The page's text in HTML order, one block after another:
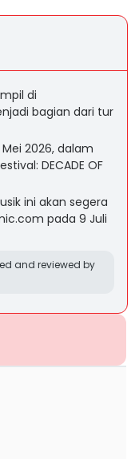
di
bagian dari tur
2026, dalam
DECADE OF
ini akan segera
pada 9 Juli
and reviewed by